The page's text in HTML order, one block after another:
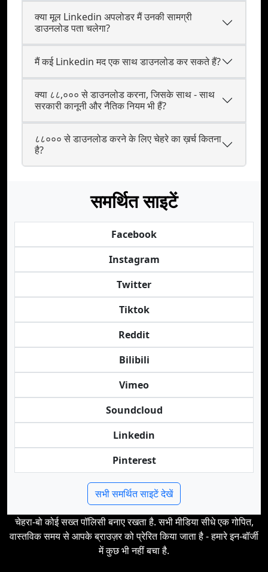
क्या मूल Linkedin अपलोडर मैं उनकी सामग्री
डाउनलोड पता चलेगा?
मैं कई Linkedin मद एक साथ डाउनलोड कर सकते हैं?
क्या ८८,००० से डाउनलोड करना, जिसके साथ - साथ
सरकारी कानूनी और नैतिक नियम भी हैं?
८८००० से डाउनलोड करने के लिए चेहरे का ख़र्च कितना
है?
समर्थित साइटें
Facebook
Instagram
Twitter
Tiktok
Reddit
Bilibili
Vimeo
Soundcloud
Linkedin
Pinterest
सभी समर्थित साइटें देखें
चेहरा-बो कोई सख्त पॉलिसी बनाए रखता है. सभी मीडिया सीधे एक गोपित,
वास्तविक समय से आपके ब्राउज़र को प्रेरित किया जाता है - हमारे इन-बॉर्जी
में कुछ भी नहीं बचा है.